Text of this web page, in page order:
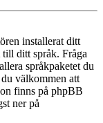
installerat ditt
till ditt språk. Fråga
språkpaketet du
välkommen att
finns på phpBB
ner på